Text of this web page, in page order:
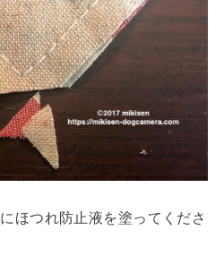
ほつれ防止液を塗ってくださ